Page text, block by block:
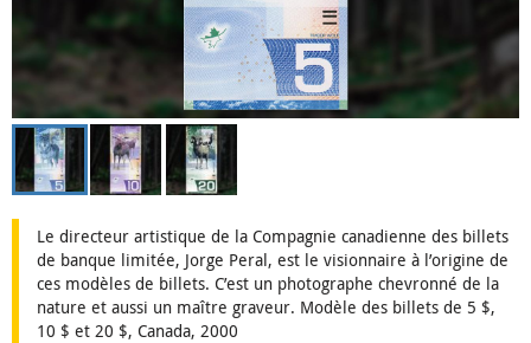
Le directeur artistique de la Compagnie canadienne des billets
de banque limitée, Jorge Peral, est le visionnaire à l’origine de
ces modèles de billets. C’est un photographe chevronné de la
nature et aussi un maître graveur. Modèle des billets de 5 $,
10 $ et 20 $, Canada, 2000